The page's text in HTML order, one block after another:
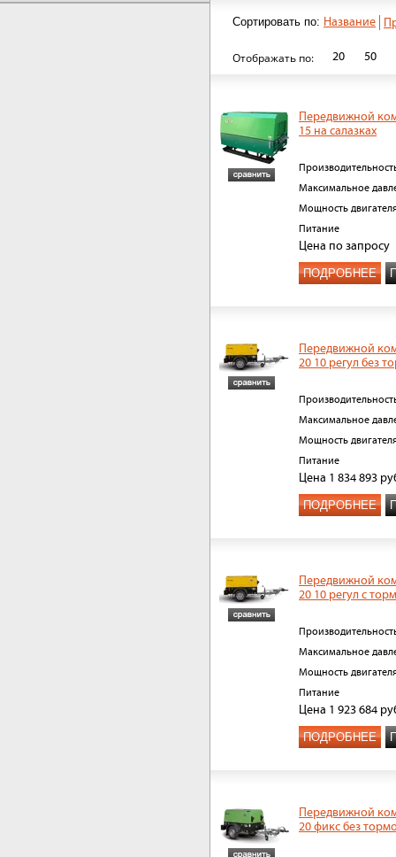
Сортировать по: Название
Отображать по: 20 50
Передвижной
15 на салазках
Максимальное
Мощность
Питание
Цена по запросу
ПОДРОБНЕЕ
Передвижной
20 10 регул без
Максимальное
Мощность
Питание
Цена 1 834 893
ПОДРОБНЕЕ
Передвижной
20 10 регул с
Максимальное
Мощность
Питание
Цена 1 923 684
ПОДРОБНЕЕ
Передвижной
20 фикс без